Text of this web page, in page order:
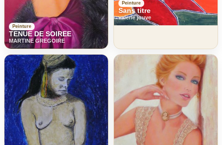
Peinture
TENUE DE SOIREE
MARTINE GREGOIRE
Peinture
Sans titre
valerie jouve